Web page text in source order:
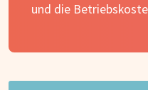
und die